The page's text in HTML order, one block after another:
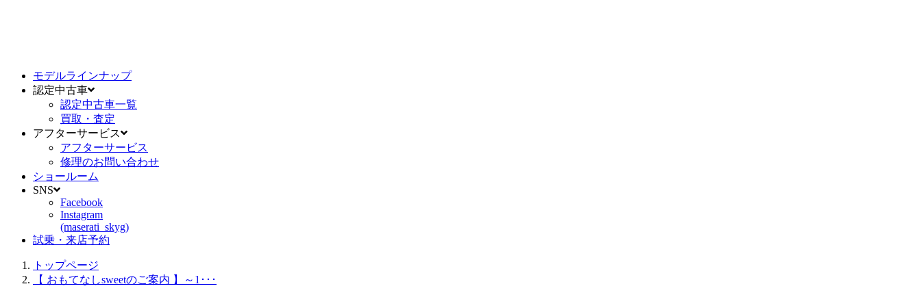
モデルラインナップ
認定中古車
認定中古車一覧
買取・査定
アフターサービス
アフターサービス
修理のお問い合わせ
ショールーム
SNS
Facebook
Instagram
(maserati_skyg)
試乗・来店予約
トップページ
【 おもてなしsweetのご案内 】～1･･･